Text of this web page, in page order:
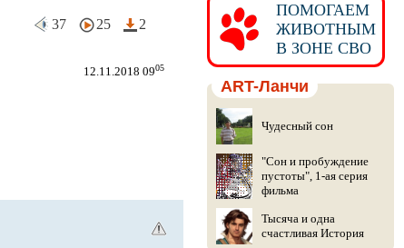
37 25 2
12.11.2018 0905
ПОМОГАЕМ
ЖИВОТНЫМ
В ЗОНЕ СВО
ART-Ланчи
Чудесный сон
"Сон и пробуждение
пустоты", 1-ая серия
фильма
Тысяча и одна
счастливая История